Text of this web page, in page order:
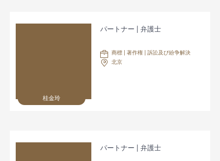
桂金玲
パートナー | 弁護士
商標 | 著作権 | 訴訟及び紛争解決
北京
パートナー | 弁護士